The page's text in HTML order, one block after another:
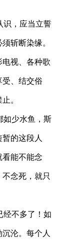
识，应当立誓
斩断染缘。
视、各种歌
、结交俗
。
如少水鱼，斯
的这段人
能不能念
念死，就只
经不多了！如
沦。每个人